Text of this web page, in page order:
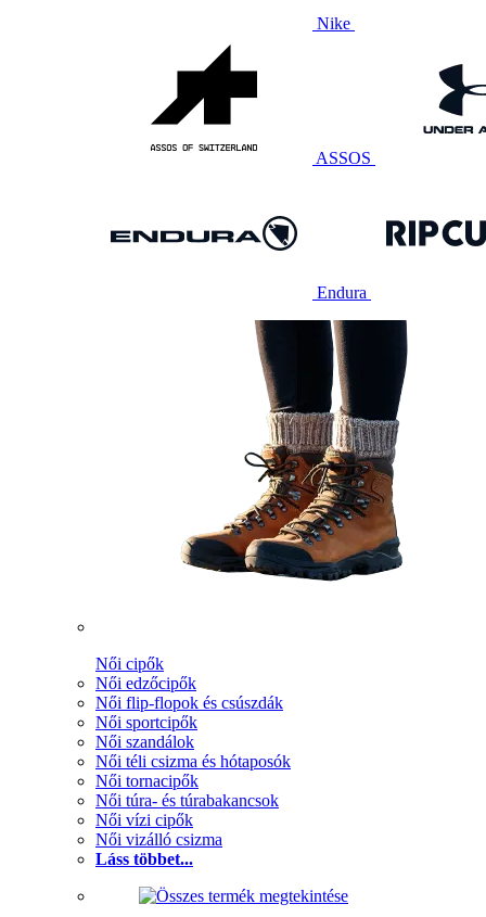
Nike
ASSOS
Endura
Női cipők
Női edzőcipők
Női flip-flopok és csúszdák
Női sportcipők
Női szandálok
Női téli csizma és hótaposók
Női tornacipők
Női túra- és túrabakancsok
Női vízi cipők
Női vizálló csizma
Láss többet...